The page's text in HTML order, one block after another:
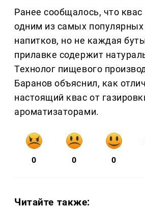
Ранее сообщалось, что квас
одним из самых популярных
напитков, но не каждая
прилавке содержит
Технолог пищевого
Баранов объяснил, как
настоящий квас от
ароматизаторами.
0 0 0
Читайте также: